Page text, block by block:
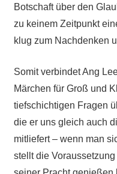
Botschaft über den
zu keinem Zeitpunkt
klug zum Nachdenken
Somit verbindet Ang
Märchen für Groß und
tiefschichtigen Fragen
die er uns gleich auch
mitliefert – wenn man
stellt die Voraussetzung